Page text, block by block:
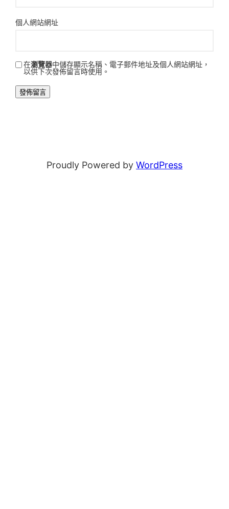
個人網站網址
在瀏覽器中儲存顯示名稱、電子郵件地址及個人網站網址，
以供下次發佈留言時使用。
Proudly Powered by WordPress